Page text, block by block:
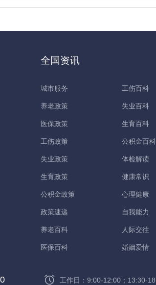
全国资讯
城市服务
养老政策
医保政策
工伤政策
失业政策
生育政策
公积金政策
政策速递
养老百科
医保百科
工伤百科
失业百科
生育百科
公积金百科
体检解读
健康常识
心理健康
自我能力
人际交往
婚姻爱情
工作日：9:00-12:00；13:30-